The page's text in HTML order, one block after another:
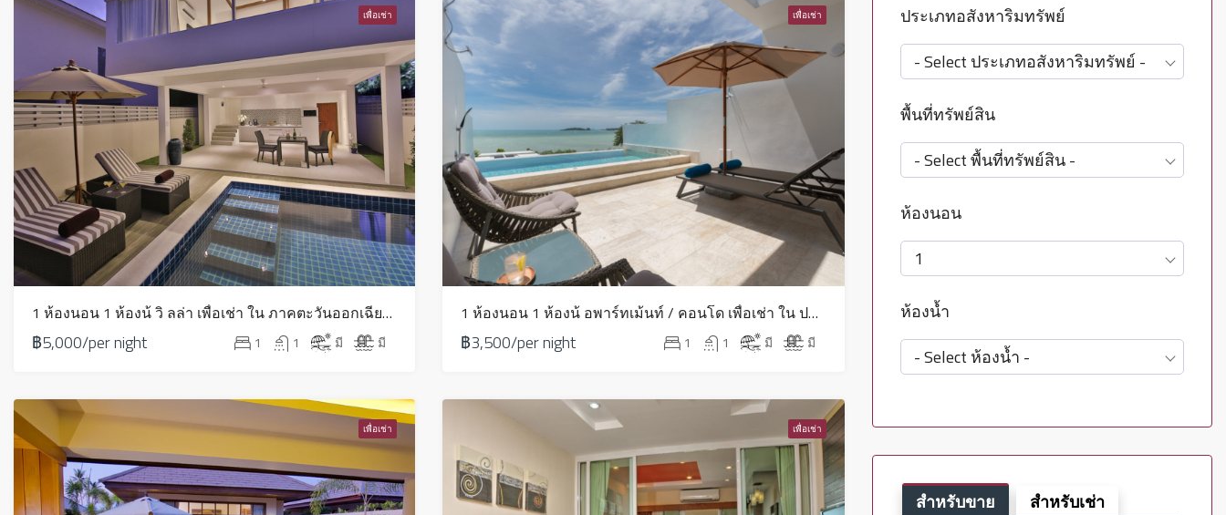
เพื่อเช่า
1 ห้องนอน 1 ห้องน้ วิ ลล่า เพื่อเช่า ใน ภาคตะวันออกเฉียงเหนือ – HV0078
฿5,000/per night 1 1 มี มี
เพื่อเช่า
1 ห้องนอน 1 ห้องน้ อพาร์ทเม้นท์ / คอนโด เพื่อเช่า ใน ปลายแหลม – HV0064
฿3,500/per night 1 1 มี มี
เพื่อเช่า เพื่อเช่า
ประเภทอสังหาริมทรัพย์
- Select ประเภทอสังหาริมทรัพย์ -
พื้นที่ทรัพย์สิน
- Select พื้นที่ทรัพย์สิน -
ห้องนอน
1
ห้องน้ำ
- Select ห้องน้ำ -
สำหรับขาย
สำหรับเช่า